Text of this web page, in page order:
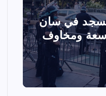
في سان
ومخاوف